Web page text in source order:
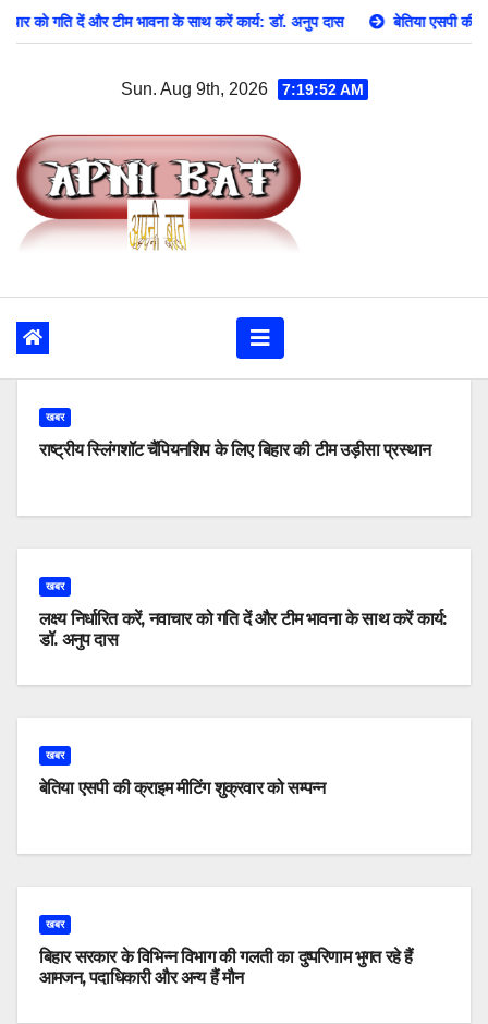
Skip के साथ करें कार्य: डॉ. अनुप दास बेतिया एसपी की क्राइम मीटिंग शुक्रवार को
Sun. Aug 9th, 2026 7:19:54 AM
खबर
राष्ट्रीय स्लिंगशॉट चैंपियनशिप के लिए बिहार की टीम उड़ीसा प्रस्थान
खबर
लक्ष्य निर्धारित करें, नवाचार को गति दें और टीम भावना के साथ करें कार्य:
डॉ. अनुप दास
खबर
बेतिया एसपी की क्राइम मीटिंग शुक्रवार को सम्पन्न
खबर
बिहार सरकार के विभिन्न विभाग की गलती का दुष्परिणाम भुगत रहे हैं
आमजन, पदाधिकारी और अन्य हैं मौन